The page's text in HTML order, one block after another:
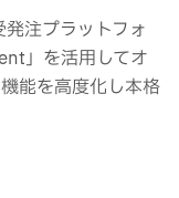
注プラットフォ
」を活用してオ
能を高度化し本格